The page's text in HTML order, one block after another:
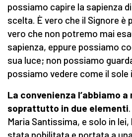
possiamo capire la sapienza
scelta. È vero che il Signore è
vero che non potremo mai
sapienza, eppure possiamo
sua luce; non possiamo
possiamo vedere come il sole
La convenienza l’abbiamo a
soprattutto in due elementi
Maria Santissima, e solo in